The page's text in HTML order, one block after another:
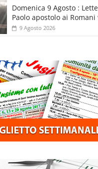
Domenica 9 Agosto :
Paolo apostolo ai Romani
9 Agosto 2026